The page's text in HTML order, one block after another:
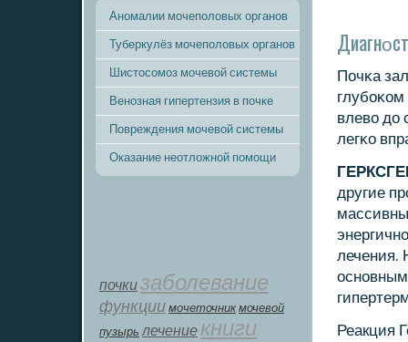
Аномалии мочеполовых органов
Туберкулёз мочеполовых органов
Шистосомоз мочевой системы
Венозная гипертензия в почке
Повреждения мочевой системы
Оказание неотложной помощи
почкизаболевание
функции мοчеточник мочевой
пузырь лечение книги
Почκа
влево до
легκо
другие
лечения.
Реакция